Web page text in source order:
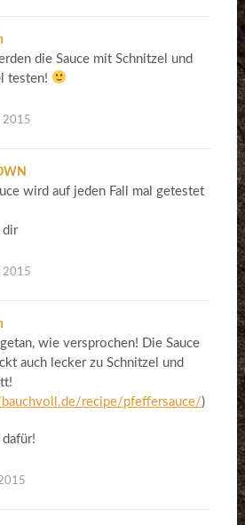
die Sauce mit Schnitzel und
testen!
2015
wird auf jeden Fall mal getestet
dir
2015
getan, wie versprochen! Die Sauce
auch lecker zu Schnitzel und
recipe/pfeffersauce/)
dafür!